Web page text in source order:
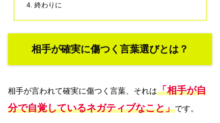
終わりに
相手が確実に傷つく言葉選びとは？
相手が言われて確実に傷つく言葉、それは「相手が自
分で自覚しているネガティブなこと」です。